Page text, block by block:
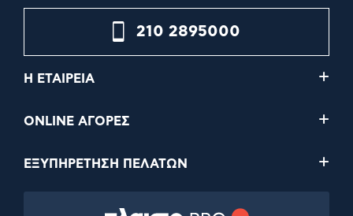
210 2895000
Η ΕΤΑΙΡΕΙΑ
ONLINE ΑΓΟΡΕΣ
ΕΞΥΠΗΡΕΤΗΣΗ ΠΕΛΑΤΩΝ